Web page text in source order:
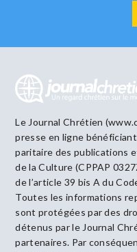
Le Journal Chrétien
presse en ligne
paritaire des publications
de la Culture (CPPAP
de l’article 39 bis A du
Toutes les informations
sont protégées par des
détenus par le Journal
partenaires. Par